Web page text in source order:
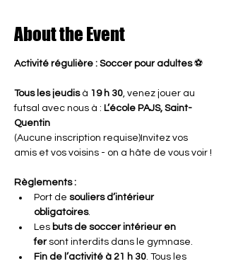
About the Event
Activité régulière : Soccer pour adultes ⚽
Tous les jeudis à 19 h 30, venez jouer au
futsal avec nous à : L’école PAJS, Saint-
Quentin
(Aucune inscription requise)Invitez vos
amis et vos voisins - on a hâte de vous voir !
Règlements :
Port de souliers d’intérieur
obligatoires.
Les buts de soccer intérieur en
fer sont interdits dans le gymnase.
Fin de l’activité à 21 h 30. Tous les